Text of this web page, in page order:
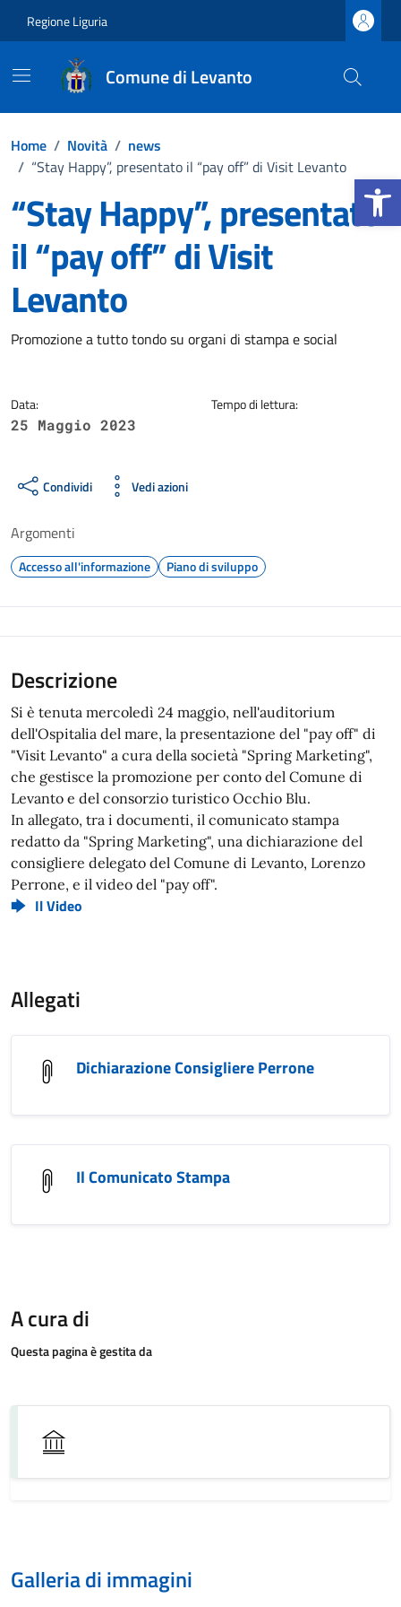
Apri la
Regione Liguria
Comune di Levanto
Home / Novità / news
/ “Stay Happy”, presentato il “pay off” di Visit Levanto
“Stay Happy”, presentato
il “pay off” di Visit
Levanto
Dettagli della notizia
Promozione a tutto tondo su organi di stampa e social
Data:
25 Maggio 2023
Tempo di lettura:
Condividi Vedi azioni
Argomenti
Accesso all'informazione Piano di sviluppo
Descrizione
Si è tenuta mercoledì 24 maggio, nell'auditorium
dell'Ospitalia del mare, la presentazione del "pay off" di
"Visit Levanto" a cura della società "Spring Marketing",
che gestisce la promozione per conto del Comune di
Levanto e del consorzio turistico Occhio Blu.
In allegato, tra i documenti, il comunicato stampa
redatto da "Spring Marketing", una dichiarazione del
consigliere delegato del Comune di Levanto, Lorenzo
Perrone, e il video del "pay off".
Il Video
Allegati
Dichiarazione Consigliere Perrone
Il Comunicato Stampa
A cura di
Questa pagina è gestita da
Galleria di immagini